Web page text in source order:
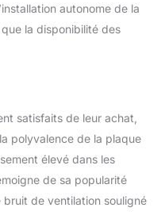
autonome de la
la disponibilité des
satisfaits de leur achat,
polyvalence de la plaque
élevé dans les
de sa popularité
de ventilation souligné